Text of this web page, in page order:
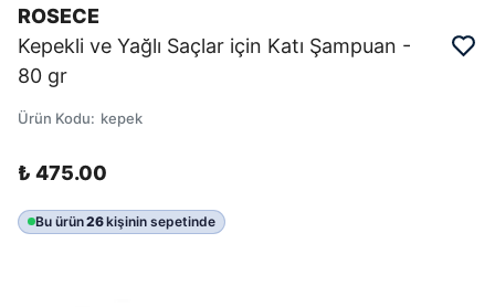
ROSECE
Kepekli ve Yağlı Saçlar için Katı Şampuan -
80 gr
Ürün Kodu: kepek
₺ 475.00
Bu ürün26kişinin sepetinde